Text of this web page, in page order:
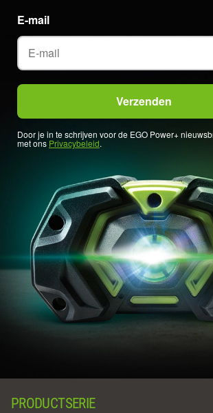
E-mail
Door je in te schrijven voor de EGO Power+
met ons Privacybeleid.
PRODUCTSERIE